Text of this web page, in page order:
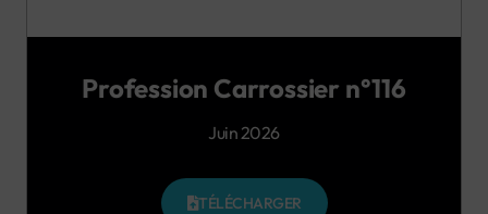
Profession Carrossier n°116
Juin 2026
TÉLÉCHARGER